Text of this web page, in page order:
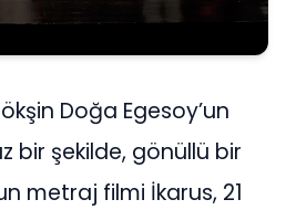
Doğa Egesoy’un
bir şekilde, gönüllü bir
metraj filmi İkarus, 21